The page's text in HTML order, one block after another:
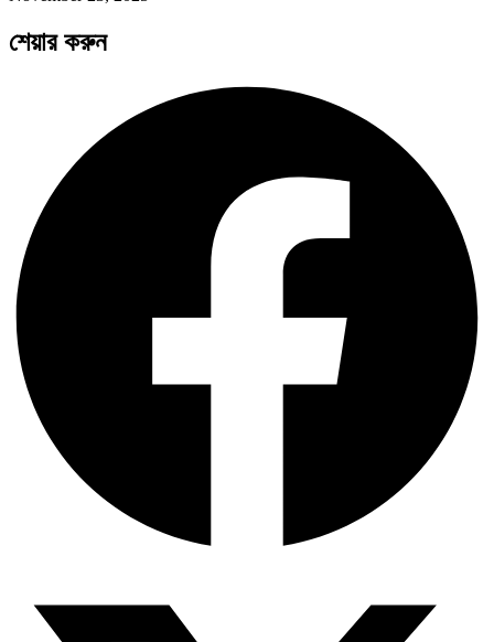
শেয়ার করুন